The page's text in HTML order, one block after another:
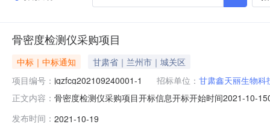
骨密度检测仪采购项目
中标｜中标通知
甘肃省｜兰州市｜城关区
项目编号： jqzfcg202109240001-1 招标单位： 甘肃鑫天丽生物科
正文内容： 骨密度检测仪采购项目开标信息开标开始时间2021-10-
盛商贸有限公司jqzfcg202109240001-103兰州丰圆医疗
发布时间： 2021-10-19